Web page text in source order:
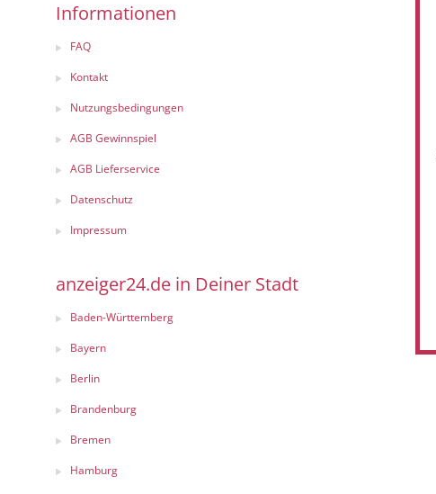
Informationen
FAQ
Kontakt
Nutzungsbedingungen
AGB Gewinnspiel
AGB Lieferservice
Datenschutz
Impressum
anzeiger24.de in Deiner Stadt
Baden-Württemberg
Bayern
Berlin
Brandenburg
Bremen
Hamburg